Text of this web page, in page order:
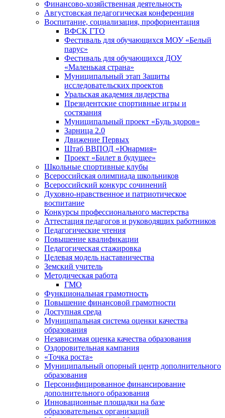
Финансово-хозяйственная деятельность
Августовская педагогическая конференция
Воспитание, социализация, профориентация
ВФСК ГТО
Фестиваль для обучающихся МОУ «Белый
парус»
Фестиваль для обучающихся ДОУ
«Маленькая страна»
Муниципальный этап Защиты
исследовательских проектов
Уральская академия лидерства
Президентские спортивные игры и
состязания
Муниципальный проект «Будь здоров»
Зарница 2.0
Движение Первых
Штаб ВВПОД «Юнармия»
Проект «Билет в будущее»
Школьные спортивные клубы
Всероссийская олимпиада школьников
Всероссийский конкурс сочинений
Духовно-нравственное и патриотическое
воспитание
Конкурсы профессионального мастерства
Аттестация педагогов и руководящих работников
Педагогические чтения
Повышение квалификации
Педагогическая стажировка
Целевая модель наставничества
Земский учитель
Методическая работа
ГМО
Функциональная грамотность
Повышение финансовой грамотности
Доступная среда
Муниципальная система оценки качества
образования
Независимая оценка качества образования
Оздоровительная кампания
«Точка роста»
Муниципальный опорный центр дополнительного
образования
Персонифицированное финансирование
дополнительного образования
Инновационные площадки на базе
образовательных организаций